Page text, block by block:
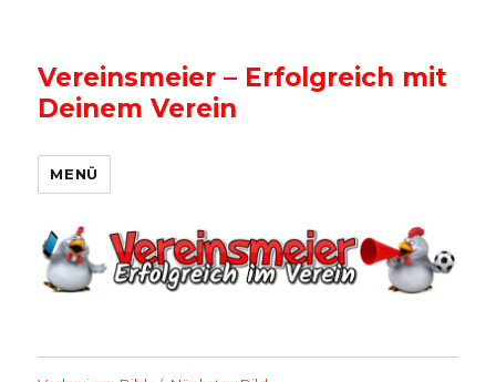
Vereinsmeier – Erfolgreich mit
Deinem Verein
MENÜ